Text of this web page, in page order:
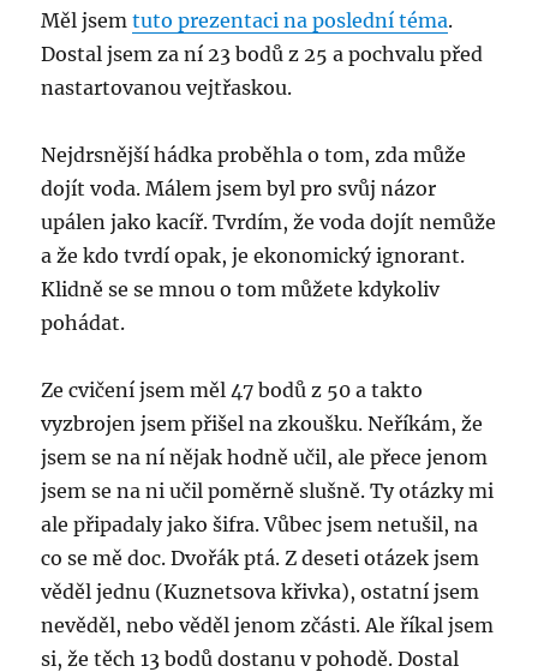
Měl jsemtuto prezentaci na poslední téma.
Dostal jsem za ní 23 bodů z 25 a pochvalu před
nastartovanou vejtřaskou.
Nejdrsnější hádka proběhla o tom, zda může
dojít voda. Málem jsem byl pro svůj názor
upálen jako kacíř. Tvrdím, že voda dojít nemůže
a že kdo tvrdí opak, je ekonomický ignorant.
Klidně se se mnou o tom můžete kdykoliv
pohádat.
Ze cvičení jsem měl 47 bodů z 50 a takto
vyzbrojen jsem přišel na zkoušku. Neříkám, že
jsem se na ní nějak hodně učil, ale přece jenom
jsem se na ni učil poměrně slušně. Ty otázky mi
ale připadaly jako šifra. Vůbec jsem netušil, na
co se mě doc. Dvořák ptá. Z deseti otázek jsem
věděl jednu (Kuznetsova křivka), ostatní jsem
nevěděl, nebo věděl jenom zčásti. Ale říkal jsem
si, že těch 13 bodů dostanu v pohodě. Dostal